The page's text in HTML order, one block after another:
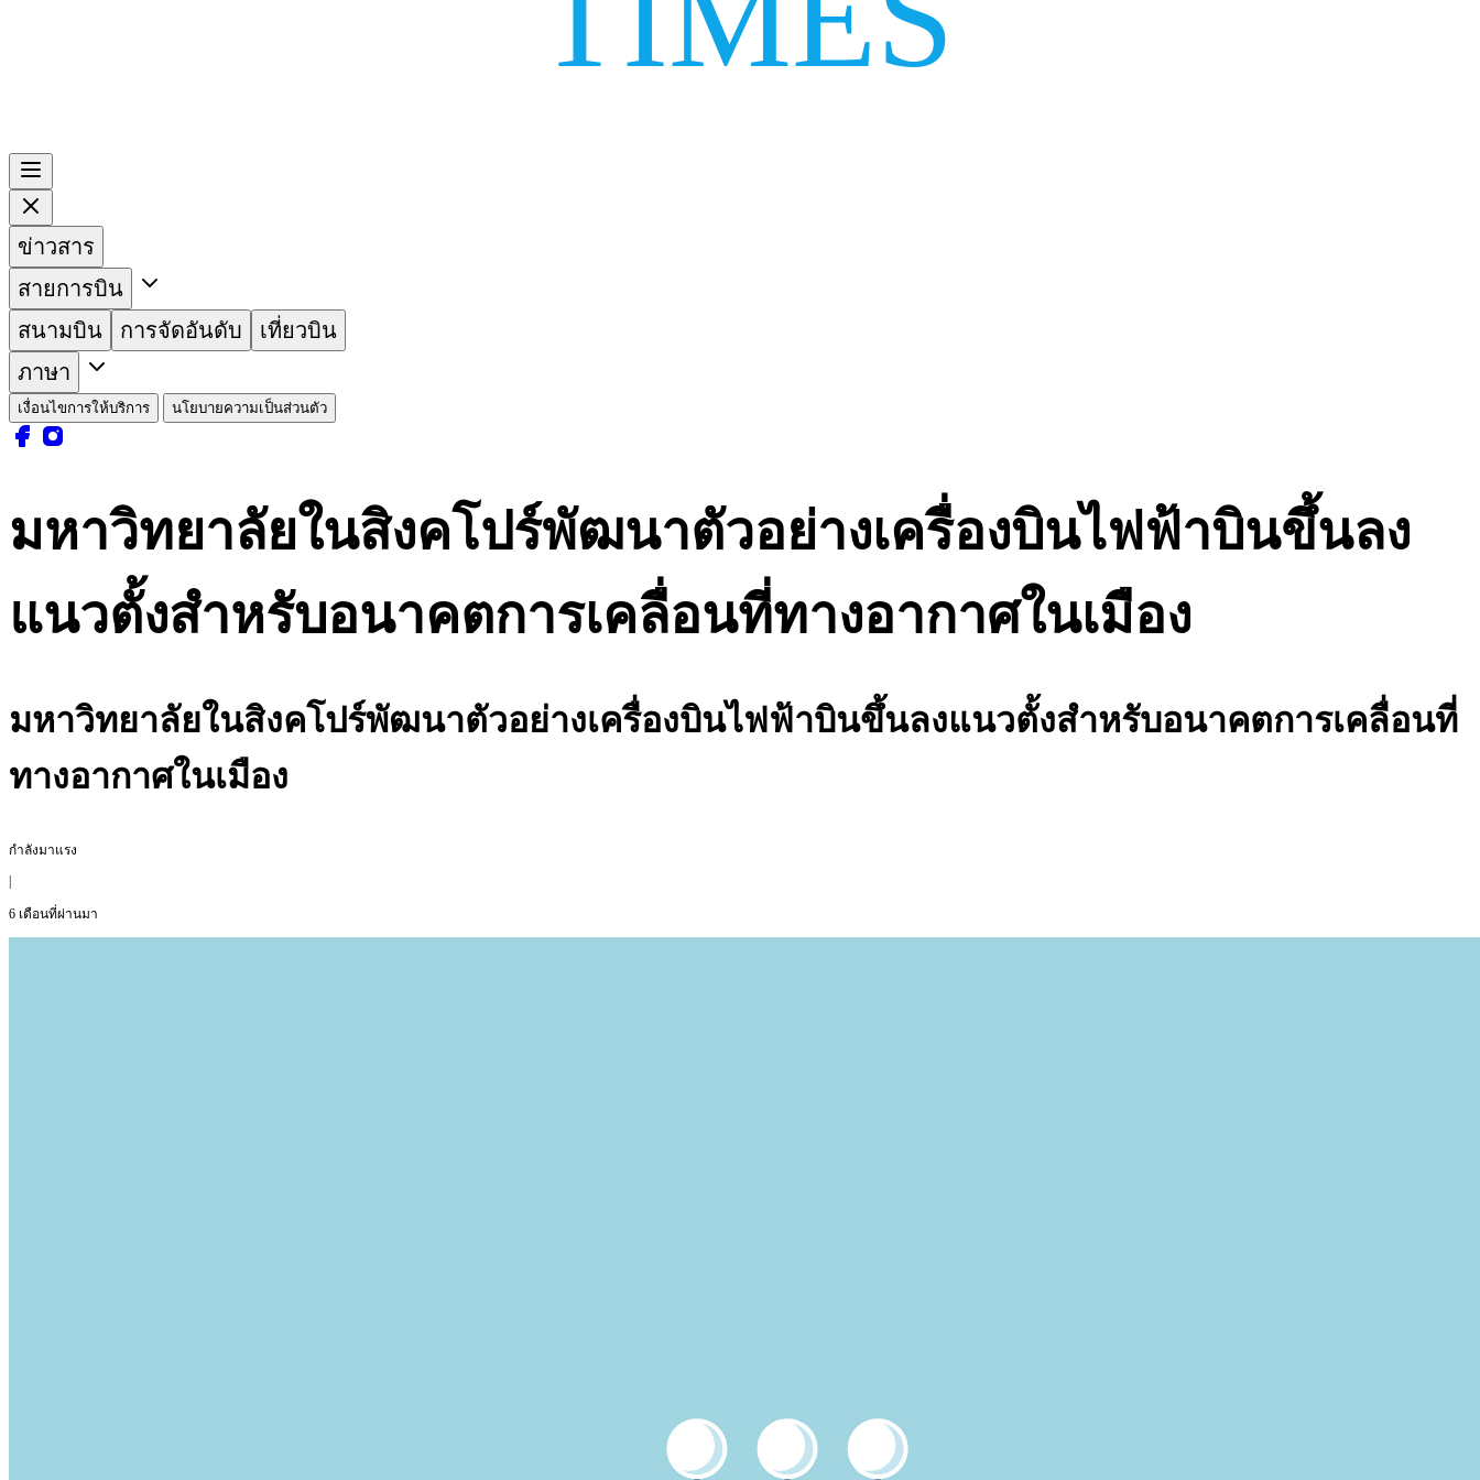
ข่าวสาร
สายการบิน
สนามบิน
การจัดอันดับ
เที่ยวบิน
ภาษา
เงื่อนไขการให้บริการ นโยบายความเป็นส่วนตัว
มหาวิทยาลัยในสิงคโปร์พัฒนาตัวอย่างเครื่องบินไฟฟ้าบินขึ้นลง
แนวตั้งสำหรับอนาคตการเคลื่อนที่ทางอากาศในเมือง
มหาวิทยาลัยในสิงคโปร์พัฒนาตัวอย่างเครื่องบินไฟฟ้าบินขึ้นลงแนวตั้งสำหรับอนาคตการเคลื่อนที่
ทางอากาศในเมือง
กำลังมาแรง
6 เดือนที่ผ่านมา